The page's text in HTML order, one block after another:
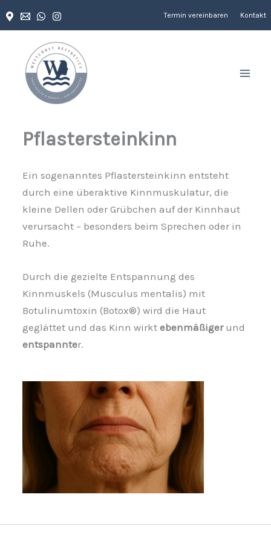
Inhalt
Termin vereinbaren Kontakt
Pflastersteinkinn
Ein sogenanntes Pflastersteinkinn entsteht
durch eine überaktive Kinnmuskulatur, die
kleine Dellen oder Grübchen auf der Kinnhaut
verursacht – besonders beim Sprechen oder in
Ruhe.
Durch die gezielte Entspannung des
Kinnmuskels (Musculus mentalis) mit
Botulinumtoxin (Botox®) wird die Haut
geglättet und das Kinn wirkt ebenmäßiger und
entspannter.